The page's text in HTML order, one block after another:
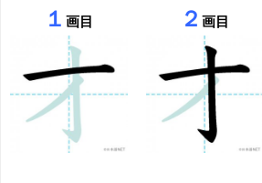
１画目 ２ 画目